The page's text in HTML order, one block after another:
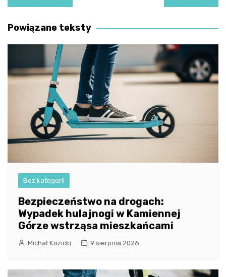
wpisu
Powiązane teksty
Bez kategorii
Bezpieczeństwo na drogach:
Wypadek hulajnogi w Kamiennej
Górze wstrząsa mieszkańcami
Michał Kozicki 9 sierpnia 2026